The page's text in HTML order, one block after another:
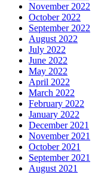
November 2022
October 2022
September 2022
August 2022
July 2022
June 2022
May 2022
April 2022
March 2022
February 2022
January 2022
December 2021
November 2021
October 2021
September 2021
August 2021